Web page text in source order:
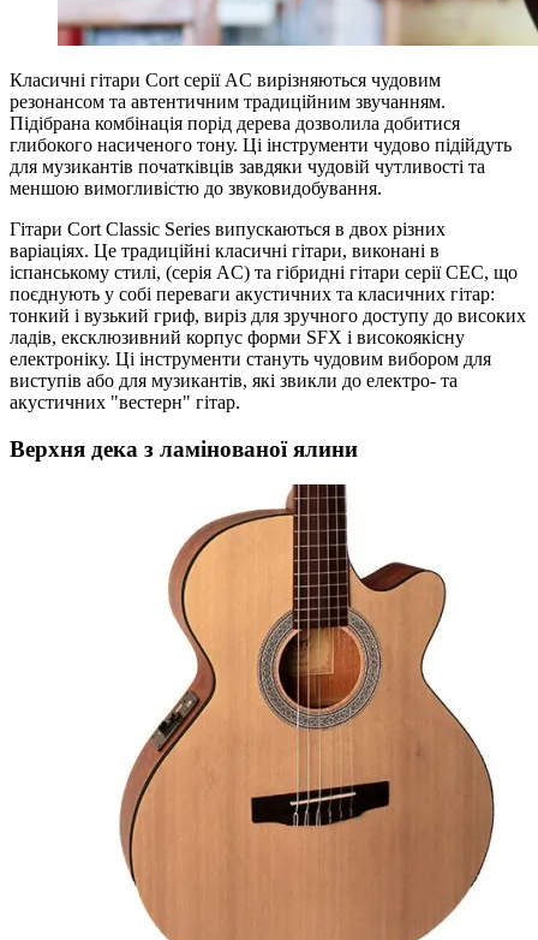
Класичні гітари Cort серії AC вирізняються чудовим
резонансом та автентичним традиційним звучанням.
Підібрана комбінація порід дерева дозволила добитися
глибокого насиченого тону. Ці інструменти чудово підійдуть
для музикантів початківців завдяки чудовій чутливості та
меншою вимогливістю до звуковидобування.
Гітари Cort Classic Series випускаються в двох різних
варіаціях. Це традиційні класичні гітари, виконані в
іспанському стилі, (серія AC) та гібридні гітари серії CEC, що
поєднують у собі переваги акустичних та класичних гітар:
тонкий і вузький гриф, виріз для зручного доступу до високих
ладів, ексклюзивний корпус форми SFX і високоякісну
електроніку. Ці інструменти стануть чудовим вибором для
виступів або для музикантів, які звикли до електро- та
акустичних "вестерн" гітар.
Верхня дека з ламінованої ялини